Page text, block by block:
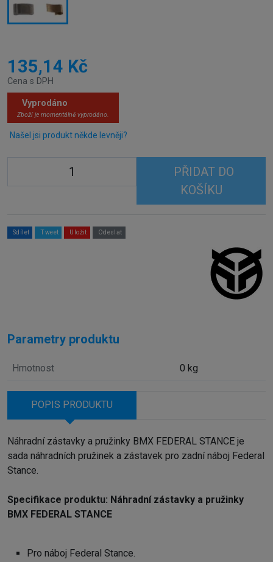
135,14 Kč
Cena s DPH
Vyprodáno
Zboží je momentálně vyprodáno.
Našel jsi produkt někde levněji?
PŘIDAT DO
KOŠÍKU
Sdílet Tweet Uložit Odeslat
Parametry produktu
Hmotnost 0 kg
POPIS PRODUKTU
Náhradní zástavky a pružinky BMX FEDERAL STANCE je
sada náhradních pružinek a zástavek pro zadní náboj Federal
Stance.
Specifikace produktu: Náhradní zástavky a pružinky
BMX FEDERAL STANCE
Pro náboj Federal Stance.